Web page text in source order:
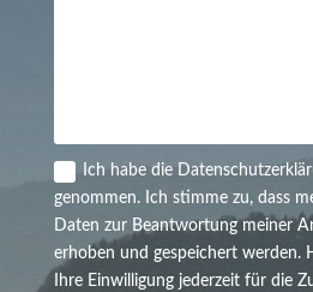
Ich habe die
genommen. Ich stimme zu, dass
Daten zur Beantwortung meiner
erhoben und gespeichert werden.
Ihre Einwilligung jederzeit für die